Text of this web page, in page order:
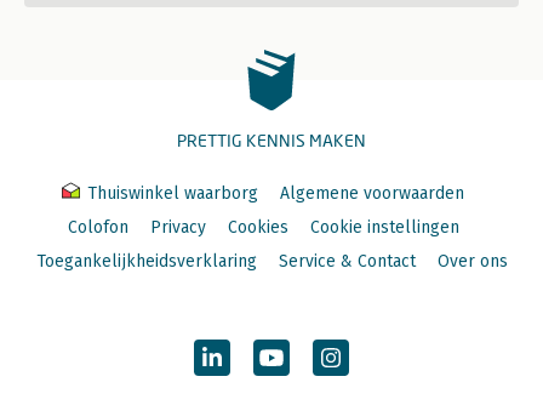
PRETTIG KENNIS MAKEN
Thuiswinkel waarborg
Algemene voorwaarden
Colofon
Privacy Cookies
Cookie instellingen
Toegankelijkheidsverklaring
Service & Contact Over ons